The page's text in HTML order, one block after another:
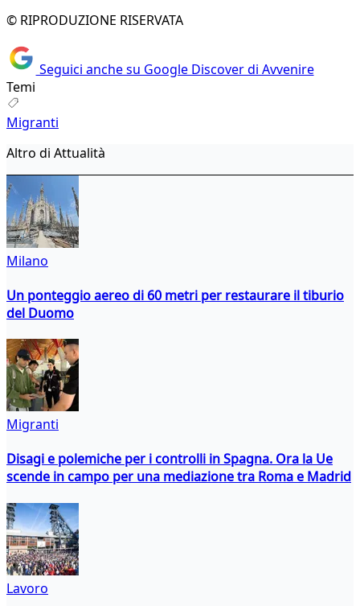
© RIPRODUZIONE RISERVATA
Seguici anche su Google Discover di Avvenire
Temi
Migranti
Altro di Attualità
Milano
Un ponteggio aereo di 60 metri per restaurare il tiburio
del Duomo
Migranti
Disagi e polemiche per i controlli in Spagna. Ora la Ue
scende in campo per una mediazione tra Roma e Madrid
Lavoro